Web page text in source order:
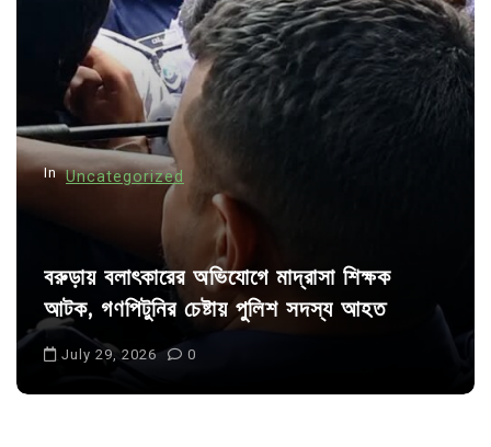
o
n
In Uncategorized
বরুড়ায় বলাৎকারের অভিযোগে মাদ্রাসা শিক্ষক
আটক, গণপিটুনির চেষ্টায় পুলিশ সদস্য আহত
July 29, 2026 0